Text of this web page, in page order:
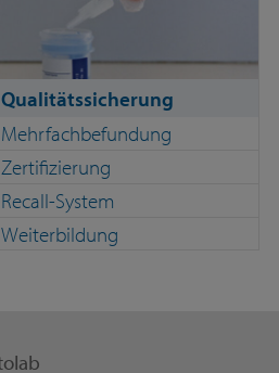
Qualitätssicherung
Mehrfachbefundung
Zertifizierung
Recall-System
Weiterbildung